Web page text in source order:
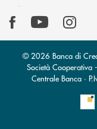
© 2026 Banca di
Società Cooperativa
Centrale Banca ·